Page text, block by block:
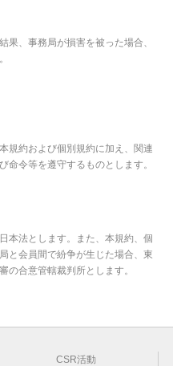
果、事務局が損害を被った場合、
規約および個別規約に加え、関連
命令等を遵守するものとします。
本法とします。また、本規約、個
と会員間で紛争が生じた場合、東
の合意管轄裁判所とします。
CSR活動